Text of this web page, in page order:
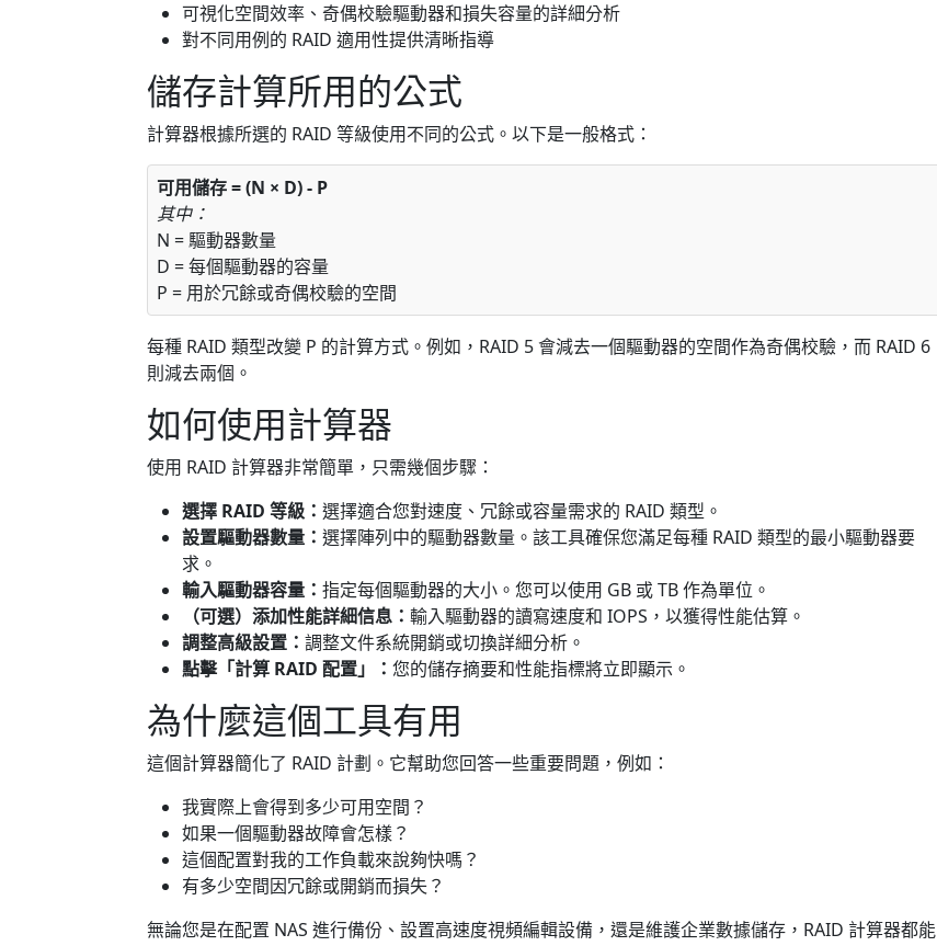
可視化空間效率、奇偶校驗驅動器和損失容量的詳細分析
對不同用例的 RAID 適用性提供清晰指導
儲存計算所用的公式
計算器根據所選的 RAID 等級使用不同的公式。以下是一般格式：
可用儲存 = (N × D) - P
其中：
N = 驅動器數量
D = 每個驅動器的容量
P = 用於冗餘或奇偶校驗的空間
每種 RAID 類型改變 P 的計算方式。例如，RAID 5 會減去一個驅動器的空間作為奇偶校驗，而 RAID 6
則減去兩個。
如何使用計算器
使用 RAID 計算器非常簡單，只需幾個步驟：
選擇 RAID 等級： 選擇適合您對速度、冗餘或容量需求的 RAID 類型。
設置驅動器數量： 選擇陣列中的驅動器數量。該工具確保您滿足每種 RAID 類型的最小驅動器要
求。
輸入驅動器容量： 指定每個驅動器的大小。您可以使用 GB 或 TB 作為單位。
（可選）添加性能詳細信息： 輸入驅動器的讀寫速度和 IOPS，以獲得性能估算。
調整高級設置： 調整文件系統開銷或切換詳細分析。
點擊「計算 RAID 配置」： 您的儲存摘要和性能指標將立即顯示。
為什麼這個工具有用
這個計算器簡化了 RAID 計劃。它幫助您回答一些重要問題，例如：
我實際上會得到多少可用空間？
如果一個驅動器故障會怎樣？
這個配置對我的工作負載來說夠快嗎？
有多少空間因冗餘或開銷而損失？
無論您是在配置 NAS 進行備份、設置高速度視頻編輯設備，還是維護企業數據儲存，RAID 計算器都能